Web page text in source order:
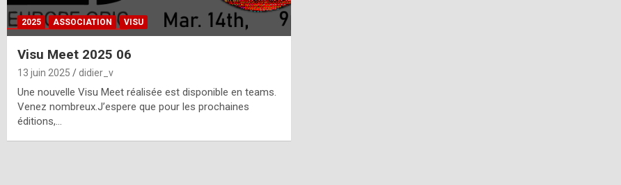
2025 ASSOCIATION VISU
Visu Meet 2025 06
13 juin 2025 didier_v
Une nouvelle Visu Meet réalisée est disponible en teams.
Venez nombreux.J’espere que pour les prochaines
éditions,…